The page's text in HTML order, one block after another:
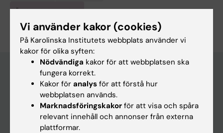
Är du Kristina Dalin?
Redigera din profil
Huvudmeny
Utbildning
Forskarutbildning
Vi använder kakor (cookies)
På Karolinska Institutets webbplats använder vi
kakor för olika syften:
Nödvändiga kakor för att webbplatsen ska
fungera korrekt.
Kakor för analys för att förstå hur
webbplatsen används.
Marknadsföringskakor för att visa och spåra
relevant innehåll och annonser från externa
plattformar.